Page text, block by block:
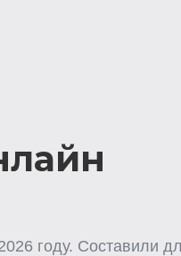
году. Составили